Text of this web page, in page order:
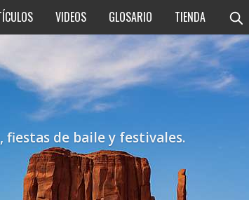
VIDEOS GLOSARIO TIENDA
fiestas de baile y festivales.